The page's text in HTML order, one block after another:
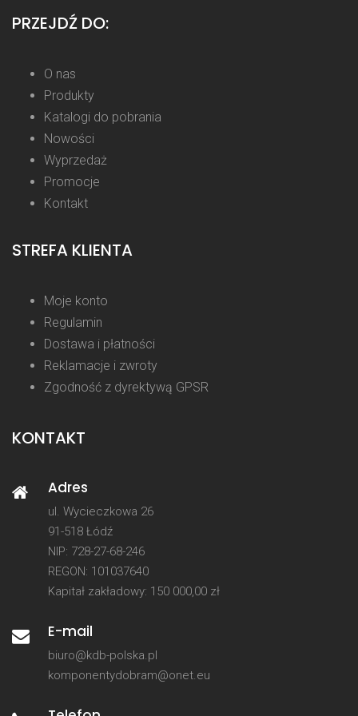
PRZEJDŹ DO:
O nas
Produkty
Katalogi do pobrania
Nowości
Wyprzedaż
Promocje
Kontakt
STREFA KLIENTA
Moje konto
Regulamin
Dostawa i płatności
Reklamacje i zwroty
Zgodność z dyrektywą GPSR
KONTAKT
Adres
ul. Wycieczkowa 26
91-518 Łódź
NIP: 728-27-68-246
REGON: 101037640
Kapitał zakładowy: 150 000,00 zł
E-mail
biuro@kdb-polska.pl
komponentydobram@onet.eu